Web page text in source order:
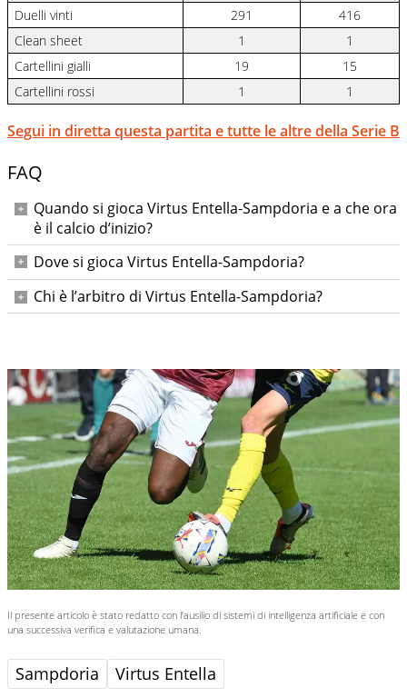
Duelli vinti
291
416
Clean sheet
1
1
Cartellini gialli
19
15
Cartellini rossi
1 1
Segui in diretta questa partita e tutte le altre della Serie B
FAQ
Quando si gioca Virtus Entella-Sampdoria e a che ora
è il calcio d’inizio?
La partita si gioca venerdì 17 ottobre 2025 con calcio
d’inizio alle ore 20:30.
Dove si gioca Virtus Entella-Sampdoria?
Allo Stadio Comunale di Chiavari, a Chiavari.
Chi è l’arbitro di Virtus Entella-Sampdoria?
Il presente articolo è stato redatto con l’ausilio di sistemi di intelligenza artificiale e con
una successiva verifica e valutazione umana.
Sampdoria Virtus Entella